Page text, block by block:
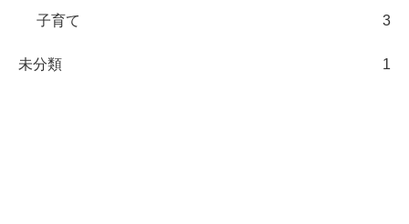
子育て 3
未分類 1